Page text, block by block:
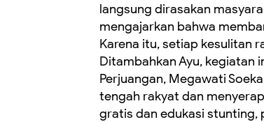
langsung dirasakan
mengajarkan bahwa
Karena itu, setiap kesulitan
Ditambahkan Ayu, kegiatan
Perjuangan, Megawati
tengah rakyat dan
gratis dan edukasi stunting,